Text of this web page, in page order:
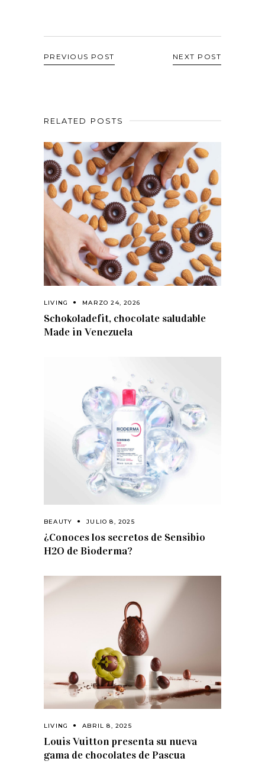
PREVIOUS POST NEXT POST
RELATED POSTS
LIVING MARZO 24, 2026
Schokoladefit, chocolate saludable
Made in Venezuela
BEAUTY JULIO 8, 2025
¿Conoces los secretos de Sensibio
H2O de Bioderma?
LIVING ABRIL 8, 2025
Louis Vuitton presenta su nueva
gama de chocolates de Pascua